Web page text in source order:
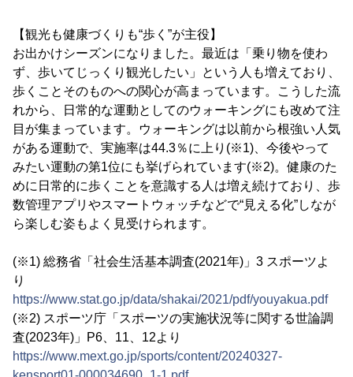
【観光も健康づくりも“歩く”が主役】
お出かけシーズンになりました。最近は「乗り物を使わ
ず、歩いてじっくり観光したい」という人も増えており、
歩くことそのものへの関心が高まっています。こうした流
れから、日常的な運動としてのウォーキングにも改めて注
目が集まっています。ウォーキングは以前から根強い人気
がある運動で、実施率は44.3％に上り(※1)、今後やって
みたい運動の第1位にも挙げられています(※2)。健康のた
めに日常的に歩くことを意識する人は増え続けており、歩
数管理アプリやスマートウォッチなどで“見える化”しなが
ら楽しむ姿もよく見受けられます。
(※1) 総務省「社会生活基本調査(2021年)」3 スポーツよ
り
https://www.stat.go.jp/data/shakai/2021/pdf/youyakua.pdf
(※2) スポーツ庁「スポーツの実施状況等に関する世論調
査(2023年)」P6、11、12より
https://www.mext.go.jp/sports/content/20240327-